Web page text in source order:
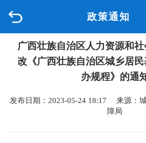
政策通知
品质城中
政府信息公开
网上办事
广西壮族自治区人力资源和
改《广西壮族自治区城乡居
办规程》的通
发布日期：2023-05-24 18:17 来源：
障局